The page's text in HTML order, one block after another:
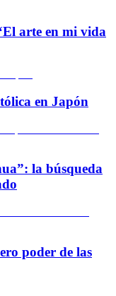
arte en mi vida
en Japón
la búsqueda
poder de las